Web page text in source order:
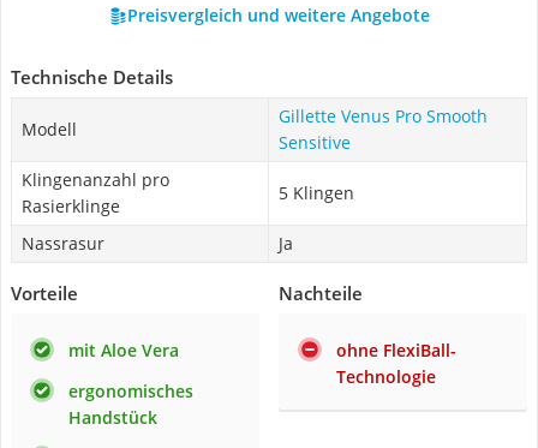
Preisvergleich und weitere Angebote
Technische Details
Modell
Gillette Venus Pro Smooth
Sensitive
Klingenanzahl pro
Rasierklinge
5 Klingen
Nassrasur Ja
Vorteile
mit Aloe Vera
ergonomisches
Handstück
Nachteile
ohne FlexiBall-
Technologie